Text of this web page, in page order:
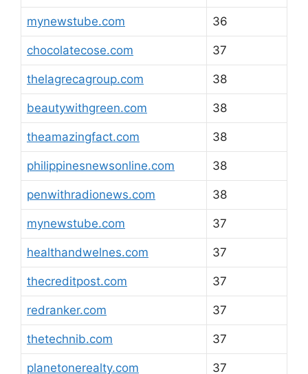
mynewstube.com 36
chocolatecose.com 37
thelagrecagroup.com 38
beautywithgreen.com 38
theamazingfact.com 38
philippinesnewsonline.com 38
penwithradionews.com 38
mynewstube.com 37
healthandwelnes.com 37
thecreditpost.com 37
redranker.com 37
thetechnib.com 37
planetonerealty.com 37